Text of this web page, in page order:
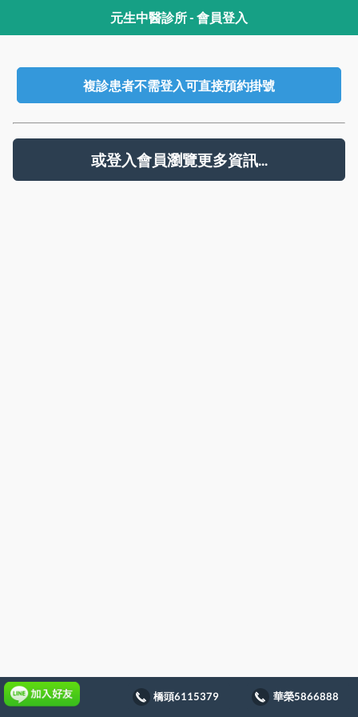
元生中醫診所 - 會員登入
複診患者不需登入可直接預約掛號
或登入會員瀏覽更多資訊...
橋頭6115379 華榮5866888